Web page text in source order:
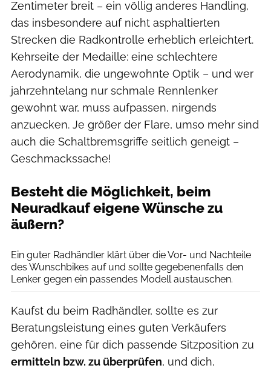
Zentimeter breit – ein völlig anderes Handling,
das insbesondere auf nicht asphaltierten
Strecken die Radkontrolle erheblich erleichtert.
Kehrseite der Medaille: eine schlechtere
Aerodynamik, die ungewohnte Optik – und wer
jahrzehntelang nur schmale Rennlenker
gewohnt war, muss aufpassen, nirgends
anzuecken. Je größer der Flare, umso mehr sind
auch die Schaltbremsgriffe seitlich geneigt –
Geschmackssache!
Besteht die Möglichkeit, beim
Neuradkauf eigene Wünsche zu
äußern?
Ein guter Radhändler klärt über die Vor- und Nachteile
des Wunschbikes auf und sollte gegebenenfalls den
Lenker gegen ein passendes Modell austauschen.
Kaufst du beim Radhändler, sollte es zur
Beratungsleistung eines guten Verkäufers
gehören, eine für dich passende Sitzposition zu
ermitteln bzw. zu überprüfen, und dich,